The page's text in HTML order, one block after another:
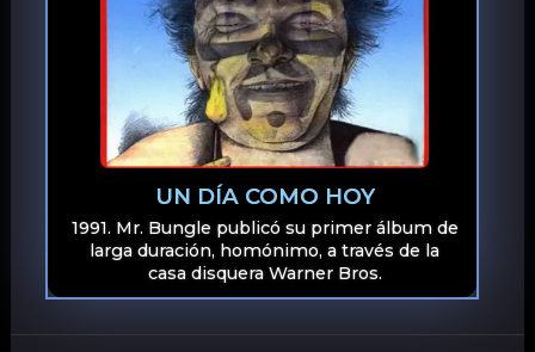
UN DÍA COMO HOY
1991. Mr. Bungle publicó su primer álbum de
larga duración, homónimo, a través de la
casa disquera Warner Bros.